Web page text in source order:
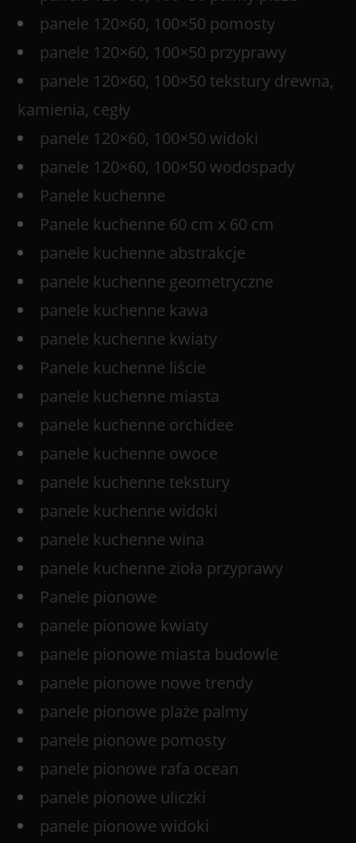
panele 120×60, 100×50 pomosty
panele 120×60, 100×50 przyprawy
panele 120×60, 100×50 tekstury drewna,
kamienia, cegły
panele 120×60, 100×50 widoki
panele 120×60, 100×50 wodospady
Panele kuchenne
Panele kuchenne 60 cm x 60 cm
panele kuchenne abstrakcje
panele kuchenne geometryczne
panele kuchenne kawa
panele kuchenne kwiaty
Panele kuchenne liście
panele kuchenne miasta
panele kuchenne orchidee
panele kuchenne owoce
panele kuchenne tekstury
panele kuchenne widoki
panele kuchenne wina
panele kuchenne zioła przyprawy
Panele pionowe
panele pionowe kwiaty
panele pionowe miasta budowle
panele pionowe nowe trendy
panele pionowe plaże palmy
panele pionowe pomosty
panele pionowe rafa ocean
panele pionowe uliczki
panele pionowe widoki